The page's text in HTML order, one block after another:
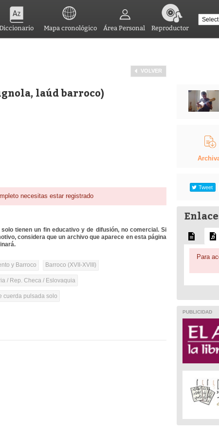
Mapa cronológico Área Personal Reproductor
VOLVER
laúd barroco)
necesitas estar registrado
tienen un fin educativo y de difusión, no comercial. Si
considera que un archivo que aparece en esta página
y Barroco Barroco (XVII-XVIII)
/ Rep. Checa / Eslovaquia
cuerda pulsada solo
Tweet
Para
PUBLICIDAD